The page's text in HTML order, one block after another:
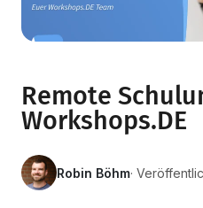
Remote
Workshops.DE
Robin Böhm·